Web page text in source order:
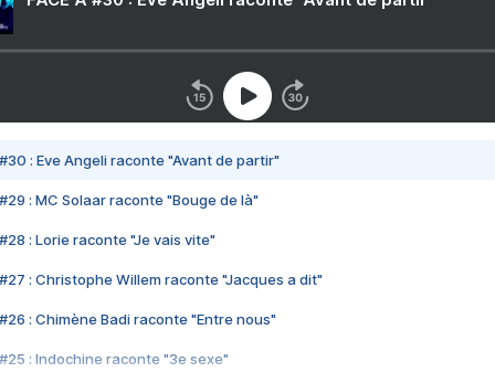
#30 : Eve Angeli raconte "Avant de partir"
#29 : MC Solaar raconte "Bouge de là"
#28 : Lorie raconte "Je vais vite"
#27 : Christophe Willem raconte "Jacques a dit"
#26 : Chimène Badi raconte "Entre nous"
#25 : Indochine raconte "3e sexe"